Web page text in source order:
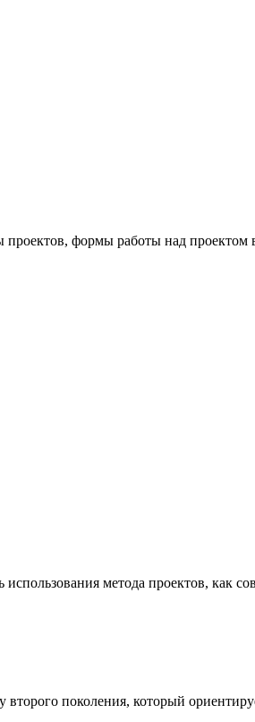
формы работы над проектом
метода проектов, как
поколения, который